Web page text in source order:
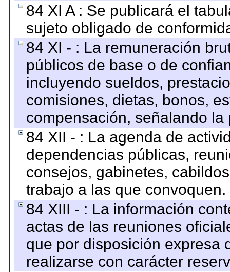
84 XI A : Se publicará el
sujeto obligado de
84 XI - : La remuneración
públicos de base o de
incluyendo sueldos,
comisiones, dietas, bonos,
compensación, señalando
84 XII - : La agenda de
dependencias públicas,
consejos, gabinetes,
trabajo a las que convoquen.
84 XIII - : La información
actas de las reuniones
que por disposición expresa
realizarse con carácter